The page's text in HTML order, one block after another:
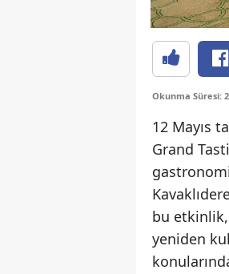
Okunma Süresi:
12 Mayıs
Grand
bu etkinlik,
yeniden